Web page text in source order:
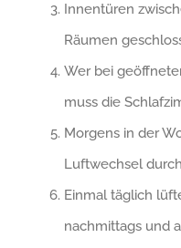
Innentüren
Räumen
Wer bei
muss die
Morgens in der
Luftwechsel
Einmal täglich
nachmittags und